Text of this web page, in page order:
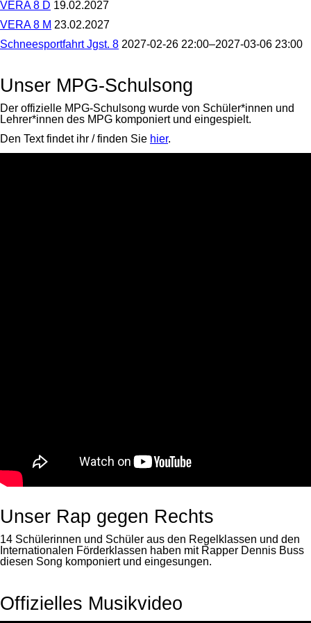
Brettspiel-
AG
freut
sich
auf
8
E
VERA 8 D 19.02.2027
8
D
VERA 8 M 23.02.2027
8
Schneesportfahrt Jgst. 8 2027-02-26 22:00–2027-03-06 23:00
8Unser MPG-Schulsong
Der offizielle MPG-Schulsong wurde von Schüler*innen und
Lehrer*innen des MPG komponiert und eingespielt.
Den Text findet ihr / finden Sie hier.
Unser Rap gegen Rechts
14 Schülerinnen und Schüler aus den Regelklassen und den
Internationalen Förderklassen haben mit Rapper Dennis Buss
diesen Song komponiert und eingesungen.
Offizielles Musikvideo